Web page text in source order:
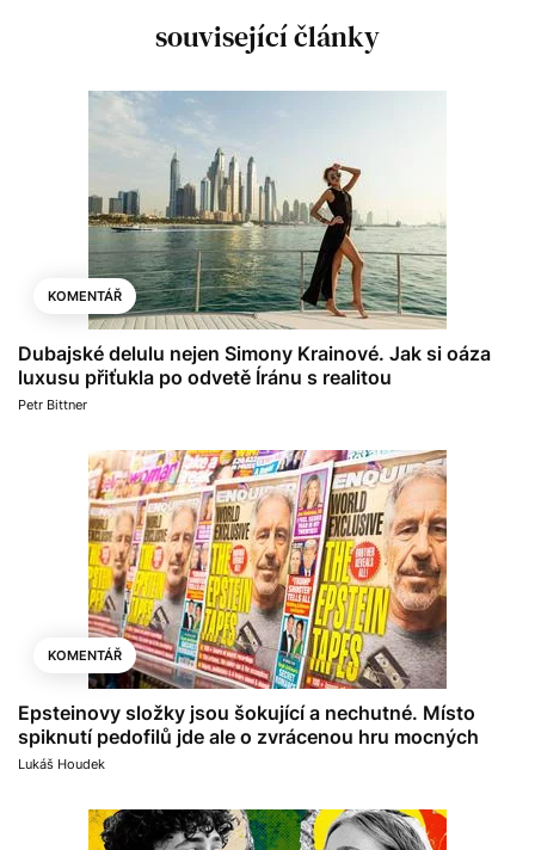
související články
KOMENTÁŘ
Dubajské delulu nejen Simony Krainové. Jak si oáza
luxusu přiťukla po odvetě Íránu s realitou
Petr Bittner
KOMENTÁŘ
Epsteinovy složky jsou šokující a nechutné. Místo
spiknutí pedofilů jde ale o zvrácenou hru mocných
Lukáš Houdek